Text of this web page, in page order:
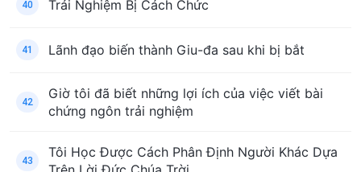
40 Trải Nghiệm Bị Cách Chức
41 Lãnh đạo biến thành Giu-đa sau khi bị bắt
42
Giờ tôi đã biết những lợi ích của việc viết bài
chứng ngôn trải nghiệm
43
Tôi Học Được Cách Phân Định Người Khác Dựa